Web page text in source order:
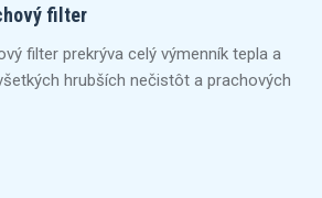
filter
filter prekrýva celý výmenník tepla a
hrubších nečistôt a prachových